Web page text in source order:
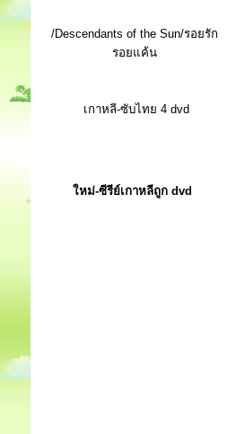
/Descendants of the Sun/รอยรัก
รอยแค้น
เกาหลี-ซับไทย 4 dvd
ใหม่-ซีรีย์เกาหลีถูก dvd